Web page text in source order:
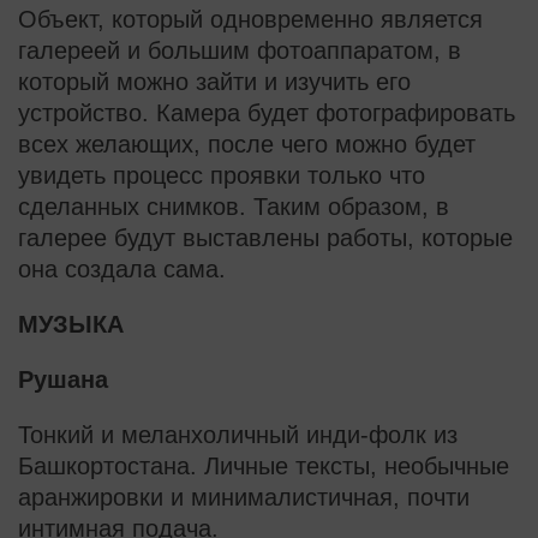
Объект, который одновременно является
галереей и большим фотоаппаратом, в
который можно зайти и изучить его
устройство. Камера будет фотографировать
всех желающих, после чего можно будет
увидеть процесс проявки только что
сделанных снимков. Таким образом, в
галерее будут выставлены работы, которые
она создала сама.
МУЗЫКА
Рушана
Тонкий и меланхоличный инди-фолк из
Башкортостана. Личные тексты, необычные
аранжировки и минималистичная, почти
интимная подача.